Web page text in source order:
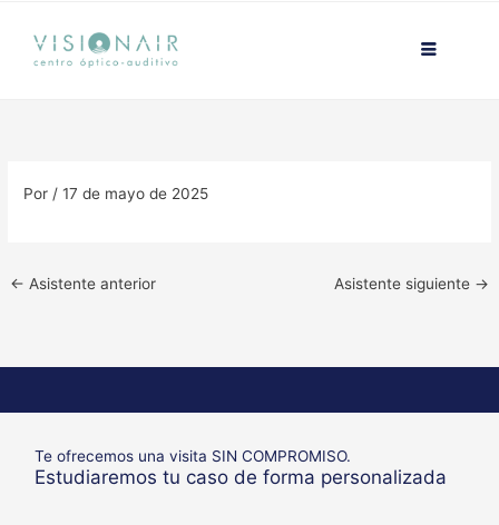
contenido
Por/17 de mayo de 2025
← Asistente anterior Asistente siguiente →
Te ofrecemos una visita SIN COMPROMISO.
Estudiaremos tu caso de forma personalizada